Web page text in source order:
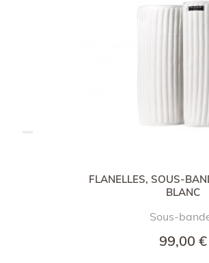
FLANELLES, SOUS-
BLANC
Sous-
99,00 €